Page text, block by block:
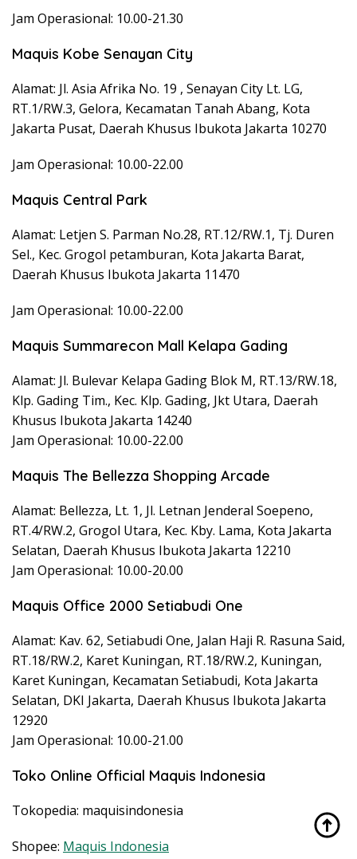
Jam Operasional: 10.00-21.30
Maquis Kobe Senayan City
Alamat: Jl. Asia Afrika No. 19 , Senayan City Lt. LG,
RT.1/RW.3, Gelora, Kecamatan Tanah Abang, Kota
Jakarta Pusat, Daerah Khusus Ibukota Jakarta 10270
Jam Operasional: 10.00-22.00
Maquis Central Park
Alamat: Letjen S. Parman No.28, RT.12/RW.1, Tj. Duren
Sel., Kec. Grogol petamburan, Kota Jakarta Barat,
Daerah Khusus Ibukota Jakarta 11470
Jam Operasional: 10.00-22.00
Maquis Summarecon Mall Kelapa Gading
Alamat: Jl. Bulevar Kelapa Gading Blok M, RT.13/RW.18,
Klp. Gading Tim., Kec. Klp. Gading, Jkt Utara, Daerah
Khusus Ibukota Jakarta 14240
Jam Operasional: 10.00-22.00
Maquis The Bellezza Shopping Arcade
Alamat: Bellezza, Lt. 1, Jl. Letnan Jenderal Soepeno,
RT.4/RW.2, Grogol Utara, Kec. Kby. Lama, Kota Jakarta
Selatan, Daerah Khusus Ibukota Jakarta 12210
Jam Operasional: 10.00-20.00
Maquis Office 2000 Setiabudi One
Alamat: Kav. 62, Setiabudi One, Jalan Haji R. Rasuna Said,
RT.18/RW.2, Karet Kuningan, RT.18/RW.2, Kuningan,
Karet Kuningan, Kecamatan Setiabudi, Kota Jakarta
Selatan, DKI Jakarta, Daerah Khusus Ibukota Jakarta
12920
Jam Operasional: 10.00-21.00
Toko Online Official Maquis Indonesia
Tokopedia: maquisindonesia
Shopee: Maquis Indonesia